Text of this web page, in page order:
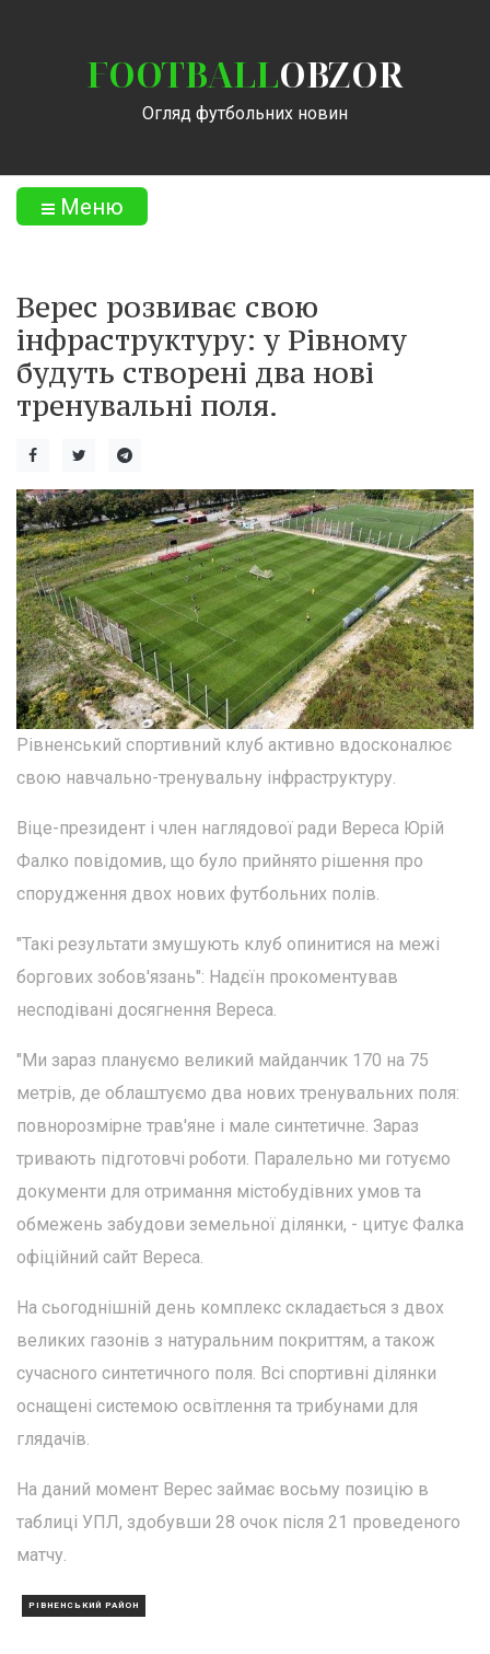
FOOTBALLOBZOR
Огляд футбольних новин
Меню
Верес розвиває свою
інфраструктуру: у Рівному
будуть створені два нові
тренувальні поля.
Рівненський спортивний клуб активно вдосконалює
свою навчально-тренувальну інфраструктуру.
Віце-президент і член наглядової ради Вереса Юрій
Фалко повідомив, що було прийнято рішення про
спорудження двох нових футбольних полів.
"Такі результати змушують клуб опинитися на межі
боргових зобов'язань": Надєїн прокоментував
несподівані досягнення Вереса.
"Ми зараз плануємо великий майданчик 170 на 75
метрів, де облаштуємо два нових тренувальних поля:
повнорозмірне трав'яне і мале синтетичне. Зараз
тривають підготовчі роботи. Паралельно ми готуємо
документи для отримання містобудівних умов та
обмежень забудови земельної ділянки, - цитує Фалка
офіційний сайт Вереса.
На сьогоднішній день комплекс складається з двох
великих газонів з натуральним покриттям, а також
сучасного синтетичного поля. Всі спортивні ділянки
оснащені системою освітлення та трибунами для
глядачів.
На даний момент Верес займає восьму позицію в
таблиці УПЛ, здобувши 28 очок після 21 проведеного
матчу.
РІВНЕНСЬКИЙ РАЙОН